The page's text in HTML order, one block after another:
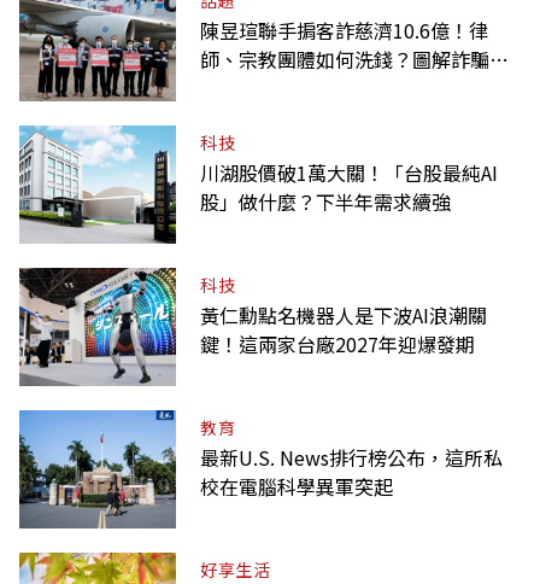
陳昱瑄聯手掮客詐慈濟10.6億！律
師、宗教團體如何洗錢？圖解詐騙關
科技
川湖股價破1萬大關！「台股最純AI
股」做什麼？下半年需求續強
科技
黃仁勳點名機器人是下波AI浪潮關
鍵！這兩家台廠2027年迎爆發期
教育
最新U.S. News排行榜公布，這所私
校在電腦科學異軍突起
好享生活